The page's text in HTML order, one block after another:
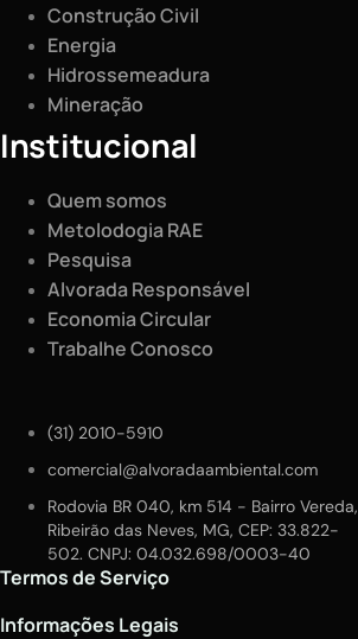
Construção Civil
Energia
Hidrossemeadura
Mineração
Institucional
Quem somos
Metolodogia RAE
Pesquisa
Alvorada Responsável
Economia Circular
Trabalhe Conosco
(31) 2010-5910
comercial@alvoradaambiental.com
Rodovia BR 040, km 514 - Bairro Vereda,
Ribeirão das Neves, MG, CEP: 33.822-
502. CNPJ: 04.032.698/0003-40
Termos de Serviço
Informações Legais